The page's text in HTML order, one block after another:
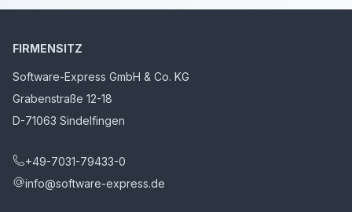
FIRMENSITZ
Software-Express GmbH & Co. KG
Grabenstraße 12-18
D-71063 Sindelfingen
+49-7031-79433-0
info@software-express.de